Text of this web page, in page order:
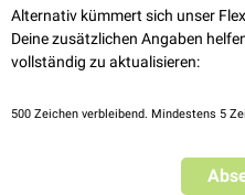
Alternativ kümmert sich unser
Deine zusätzlichen Angaben
vollständig zu aktualisieren:
500 Zeichen verbleibend. Mindestens 5